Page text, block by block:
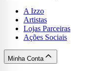
A Izzo
Artistas
Lojas Parceiras
Ações Sociais
Minha Conta